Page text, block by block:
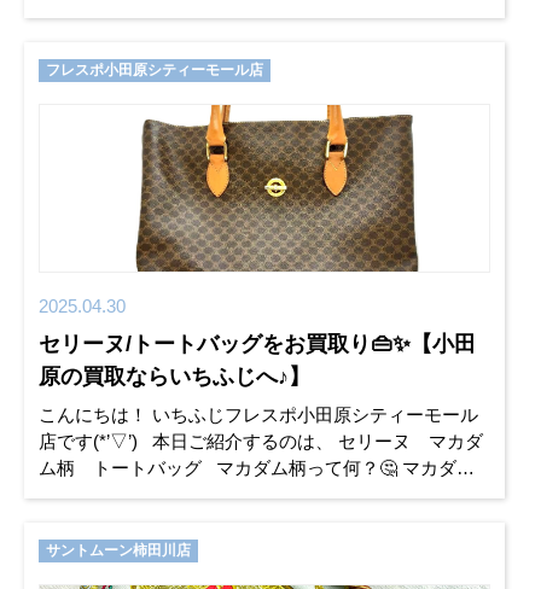
です。そのため、女性だけでなく、男性の魅力をも引
フレスポ小田原シティーモール店
2025.04.30
セリーヌ/トートバッグをお買取り👜✨【小田
原の買取ならいちふじへ♪】
こんにちは！ いちふじフレスポ小田原シティーモール
店です(*’▽’) 本日ご紹介するのは、 セリーヌ マカダ
ム柄 トートバッグ マカダム柄って何？🤔 マカダム
(macadam)を直訳すると
サントムーン柿田川店